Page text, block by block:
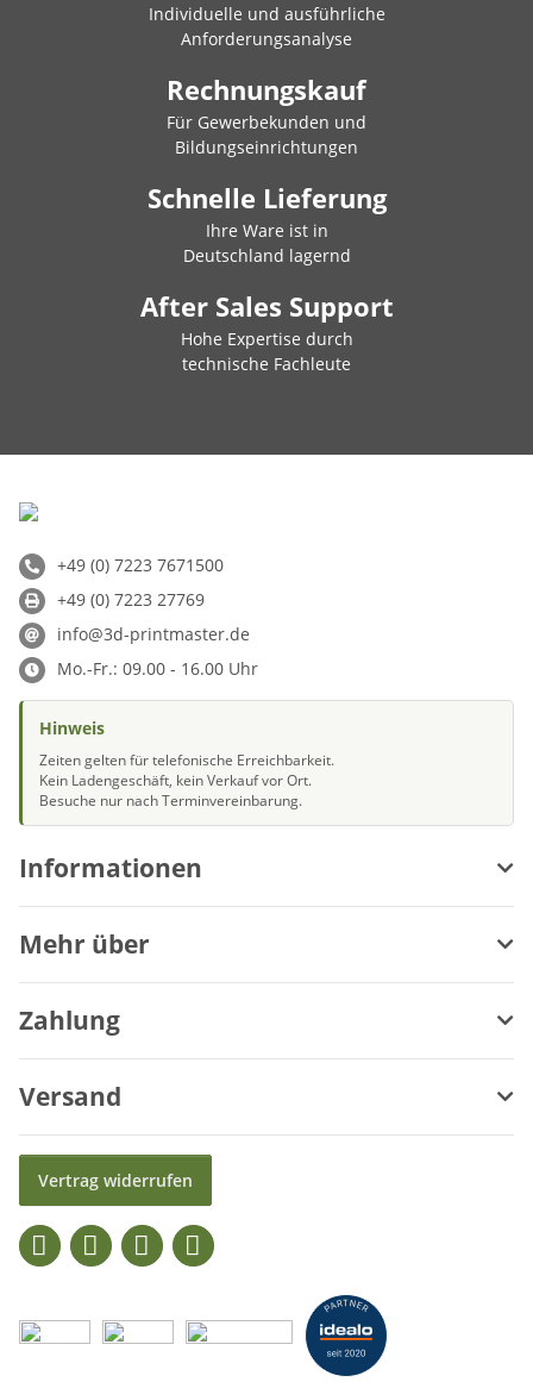
Individuelle und ausführliche
Anforderungsanalyse
Rechnungskauf
Für Gewerbekunden und
Bildungseinrichtungen
Schnelle Lieferung
Ihre Ware ist in
Deutschland lagernd
After Sales Support
Hohe Expertise durch
technische Fachleute
+49 (0) 7223 7671500
+49 (0) 7223 27769
info@3d-printmaster.de
Mo.-Fr.: 09.00 - 16.00 Uhr
Hinweis
Zeiten gelten für telefonische Erreichbarkeit.
Kein Ladengeschäft, kein Verkauf vor Ort.
Besuche nur nach Terminvereinbarung.
Informationen
Mehr über
Zahlung
Versand
Vertrag widerrufen